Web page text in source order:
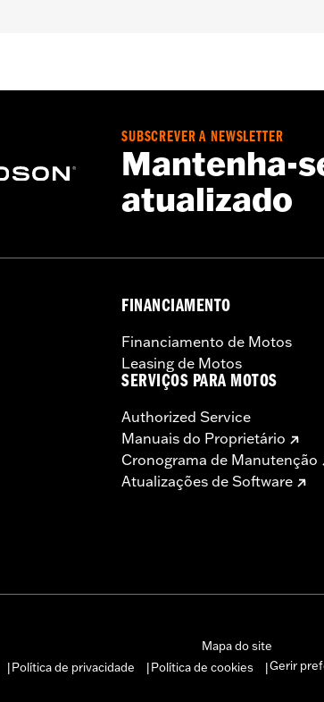
SUBSCREVER A NEWSLETTER
Mantenha-
atualizado
FINANCIAMENTO
Financiamento de Motos
Leasing de Motos
SERVIÇOS PARA MOTOS
Authorized Service
Manuais do Proprietário
Cronograma de Manutenção
Atualizações de Software
Mapa do site
Política de privacidade Política de cookies Gerir